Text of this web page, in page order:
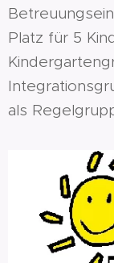
Platz für 5
als